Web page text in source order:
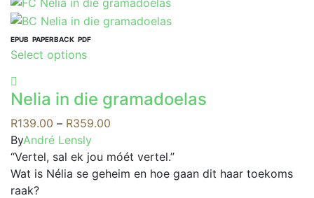
has
multiple
may
be
chosen
the
product
EPUB PAPERBACK PDF
Select optionsThis
multiple
variants.
The
options
may
Nelia in die gramadoelas
R139.00 – R359.00
R139.00
through
ByAndré Lensly
“Vertel, sal ek jou móét vertel.”
Wat is Nélia se geheim en hoe gaan dit haar toekoms
raak?